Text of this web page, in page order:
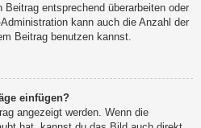
Beitrag entsprechend überarbeiten oder
kann auch die Anzahl der
Beitrag benutzen kannst.
einfügen?
angezeigt werden. Wenn die